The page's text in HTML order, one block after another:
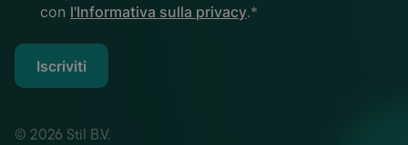
con l'Informativa sulla privacy.*
Iscriviti
© 2026 Stil B.V.